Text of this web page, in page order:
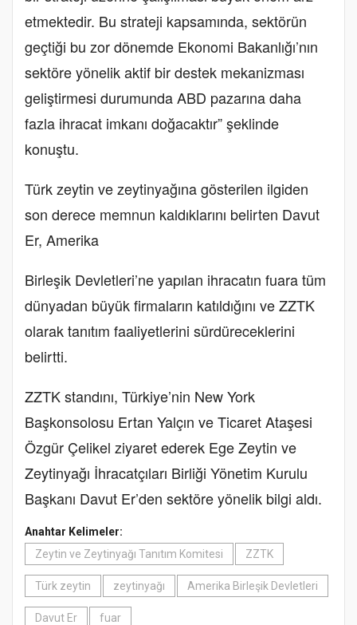
etmektedir. Bu strateji kapsamında, sektörün
geçtiği bu zor dönemde Ekonomi Bakanlığı’nın
sektöre yönelik aktif bir destek mekanizması
geliştirmesi durumunda ABD pazarına daha
fazla ihracat imkanı doğacaktır” şeklinde
konuştu.
Türk zeytin ve zeytinyağına gösterilen ilgiden
son derece memnun kaldıklarını belirten Davut
Er, Amerika
Birleşik Devletleri’ne yapılan ihracatın fuara tüm
dünyadan büyük firmaların katıldığını ve ZZTK
olarak tanıtım faaliyetlerini sürdüreceklerini
belirtti.
ZZTK standını, Türkiye’nin New York
Başkonsolosu Ertan Yalçın ve Ticaret Ataşesi
Özgür Çelikel ziyaret ederek Ege Zeytin ve
Zeytinyağı İhracatçıları Birliği Yönetim Kurulu
Başkanı Davut Er’den sektöre yönelik bilgi aldı.
Anahtar Kelimeler:
Zeytin ve Zeytinyağı Tanıtım Komitesi
ZZTK
Türk zeytin zeytinyağı Amerika Birleşik Devletleri
Davut Er fuar